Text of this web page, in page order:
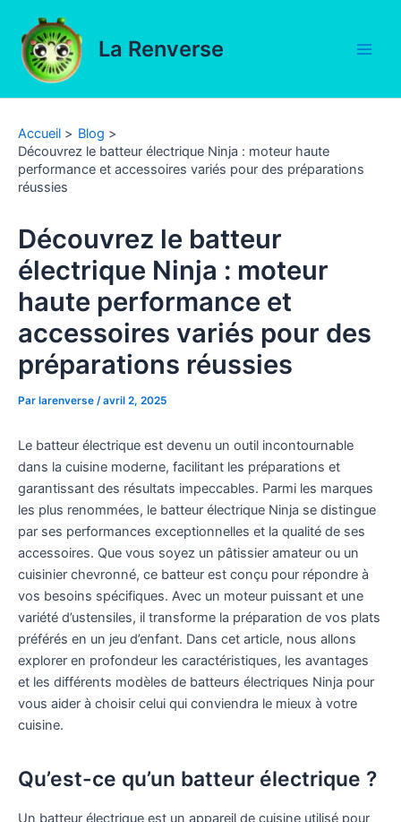
contenu
La Renverse
Accueil
Blog
Découvrez le batteur électrique Ninja : moteur haute
performance et accessoires variés pour des préparations
réussies
Découvrez le batteur
électrique Ninja : moteur
haute performance et
accessoires variés pour des
préparations réussies
Par larenverse /avril 2, 2025
Le batteur électrique est devenu un outil incontournable
dans la cuisine moderne, facilitant les préparations et
garantissant des résultats impeccables. Parmi les marques
les plus renommées, le batteur électrique Ninja se distingue
par ses performances exceptionnelles et la qualité de ses
accessoires. Que vous soyez un pâtissier amateur ou un
cuisinier chevronné, ce batteur est conçu pour répondre à
vos besoins spécifiques. Avec un moteur puissant et une
variété d’ustensiles, il transforme la préparation de vos plats
préférés en un jeu d’enfant. Dans cet article, nous allons
explorer en profondeur les caractéristiques, les avantages
et les différents modèles de batteurs électriques Ninja pour
vous aider à choisir celui qui conviendra le mieux à votre
cuisine.
Qu’est-ce qu’un batteur électrique ?
Un batteur électrique est un appareil de cuisine utilisé pour